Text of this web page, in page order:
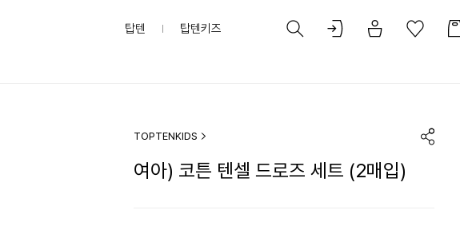
탑텐 탑텐키즈
TOPTENKIDS
여아) 코튼 텐셀 드로즈 세트 (2매입)